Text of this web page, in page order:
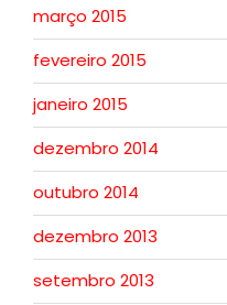
março 2015
fevereiro 2015
janeiro 2015
dezembro 2014
outubro 2014
dezembro 2013
setembro 2013